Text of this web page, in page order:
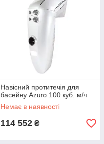
Навісний протитечія для
басейну Azuro 100 куб. м/ч
Немає в наявності
114 552 ₴